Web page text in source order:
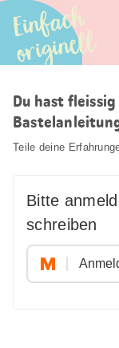
Einfach
originell
Du hast
Teile deine
Bitte
schreiben